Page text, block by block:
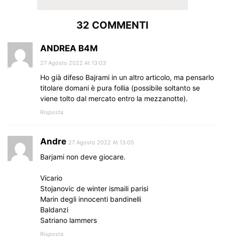
32 COMMENTI
ANDREA B4M
27 Agosto 2022 At 13:03
Ho già difeso Bajrami in un altro articolo, ma pensarlo
titolare domani è pura follia (possibile soltanto se
viene tolto dal mercato entro la mezzanotte).
Risposta
Andre 27 Agosto 2022 At 13:05
Barjami non deve giocare.
Vicario
Stojanovic de winter ismaili parisi
Marin degli innocenti bandinelli
Baldanzi
Satriano lammers
Risposta